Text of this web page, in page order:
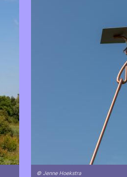
© Jenne Hoekstra